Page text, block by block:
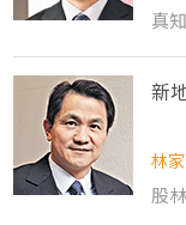
真
新
林
股